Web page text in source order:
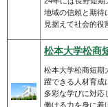
地域の信頼と期待
見据えて社会的役
松本大学松商
松本大学松商短期
躍できる人材育成
多彩な学びに対応
働ける力を身に着